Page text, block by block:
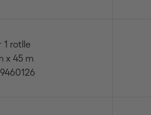
1 rotlle
x 45 m